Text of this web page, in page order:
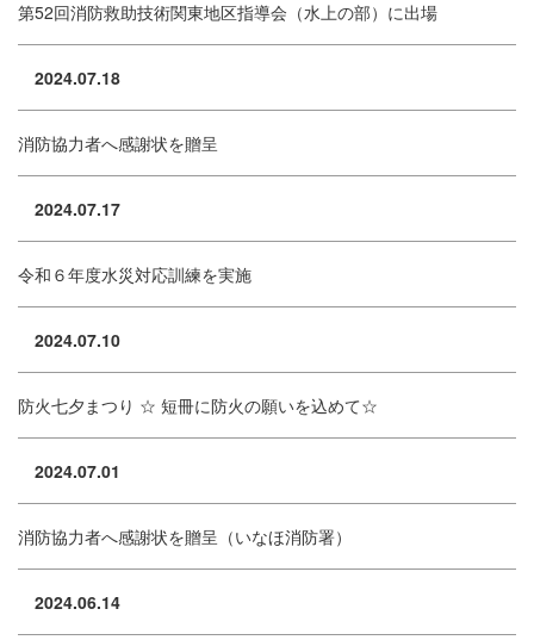
第52回消防救助技術関東地区指導会（水上の部）に出場
2024.07.18
消防協力者へ感謝状を贈呈
2024.07.17
令和６年度水災対応訓練を実施
2024.07.10
防火七夕まつり ☆ 短冊に防火の願いを込めて☆
2024.07.01
消防協力者へ感謝状を贈呈（いなほ消防署）
2024.06.14